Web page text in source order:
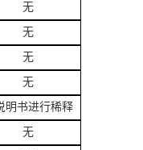
无
无
无
无
明书进行稀释
无